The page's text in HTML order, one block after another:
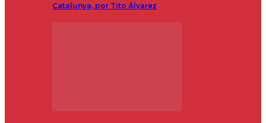
Catalunya, por Tito Álvarez